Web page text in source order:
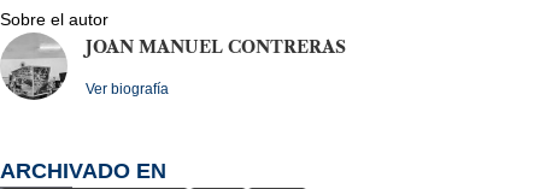
Sobre el autor
JOAN MANUEL CONTRERAS
Ver biografía
ARCHIVADO EN